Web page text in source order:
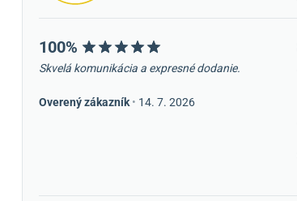
100%
Skvelá komunikácia a expresné dodanie.
Overený zákazník • 14. 7. 2026